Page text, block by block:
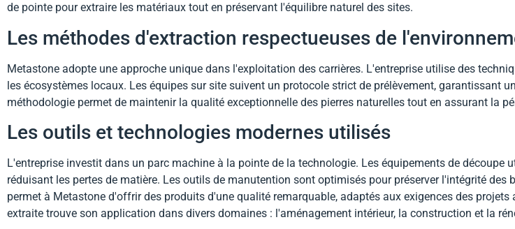
de pointe pour extraire les matériaux tout en préservant l'équilibre naturel des sites.
Les méthodes d'extraction respectueuses de
Metastone adopte une approche unique dans l'exploitation des carrières. L'entreprise utilise des
les écosystèmes locaux. Les équipes sur site suivent un protocole strict de prélèvement, garantissant
méthodologie permet de maintenir la qualité exceptionnelle des pierres naturelles tout en assurant la
Les outils et technologies modernes utilisés
L'entreprise investit dans un parc machine à la pointe de la technologie. Les équipements de découpe
réduisant les pertes de matière. Les outils de manutention sont optimisés pour préserver l'intégrité
permet à Metastone d'offrir des produits d'une qualité remarquable, adaptés aux exigences des
extraite trouve son application dans divers domaines : l'aménagement intérieur, la construction et la